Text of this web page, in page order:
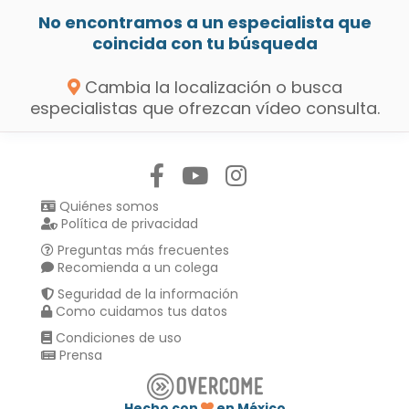
No encontramos a un especialista que
coincida con tu búsqueda
Cambia la localización o busca
especialistas que ofrezcan vídeo consulta.
Quiénes somos
Política de privacidad
Preguntas más frecuentes
Recomienda a un colega
Seguridad de la información
Como cuidamos tus datos
Condiciones de uso
Prensa